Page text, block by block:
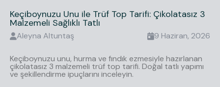
Keçiboynuzu Unu ile Trüf Top Tarifi: Çikolatasız 3
Malzemeli Sağlıklı Tatlı
Aleyna Altuntaş 9 Haziran, 2026
Keçiboynuzu unu, hurma ve fındık ezmesiyle hazırlanan
çikolatasız 3 malzemeli trüf top tarifi. Doğal tatlı yapımı
ve şekillendirme ipuçlarını inceleyin.